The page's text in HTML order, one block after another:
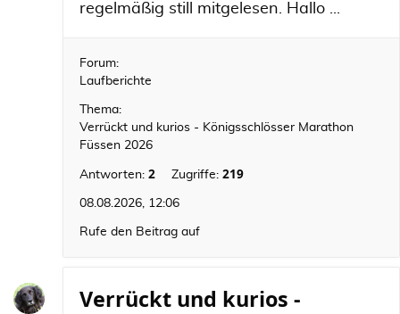
regelmäßig still mitgelesen. Hallo ...
Forum:
Laufberichte
Thema:
Verrückt und kurios - Königsschlösser Marathon
Füssen 2026
Antworten: 2 Zugriffe: 219
08.08.2026, 12:06
Rufe den Beitrag auf
Verrückt und kurios -